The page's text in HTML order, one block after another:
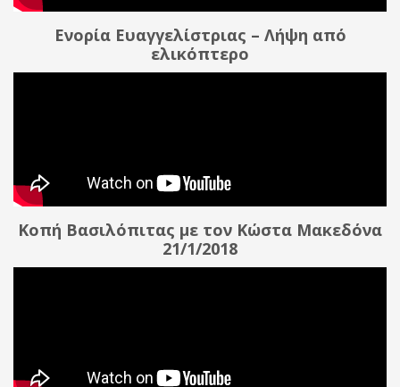
Ενορία Ευαγγελίστριας – Λήψη από
ελικόπτερο
Κοπή Βασιλόπιτας με τον Κώστα Μακεδόνα
21/1/2018